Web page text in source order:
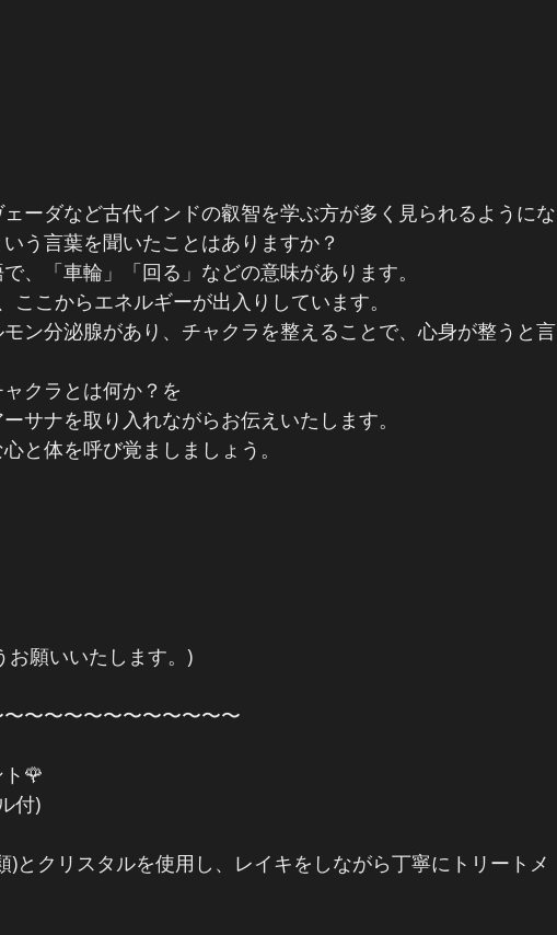
ーダなど古代インドの叡智を学ぶ方が多く見られるようにな
う言葉を聞いたことはありますか？
、「車輪」「回る」などの意味があります。
こからエネルギーが出入りしています。
ン分泌腺があり、チャクラを整えることで、心身が整うと言
クラとは何か？を
サナを取り入れながらお伝えいたします。
と体を呼び覚ましましょう。
いいたします。)
〜〜〜〜〜〜〜〜〜〜〜
🌹
付)
)とクリスタルを使用し、レイキをしながら丁寧にトリートメ